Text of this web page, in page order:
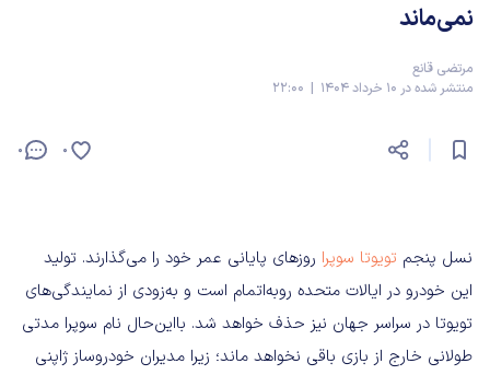
نمی‌ماند
مرتضی قانع
منتشر شده در 10 خرداد 1404 | 22:00
0 0
نسل پنجم تویوتا سوپرا روزهای پایانی عمر خود را می‌گذارند. تولید
این خودرو در ایالات‌ متحده روبه‌اتمام است و به‌زودی از نمایندگی‌های
تویوتا در سراسر جهان نیز حذف خواهد شد. بااین‌حال نام سوپرا مدتی
طولانی خارج از بازی باقی نخواهد ماند؛ زیرا مدیران خودروساز ژاپنی